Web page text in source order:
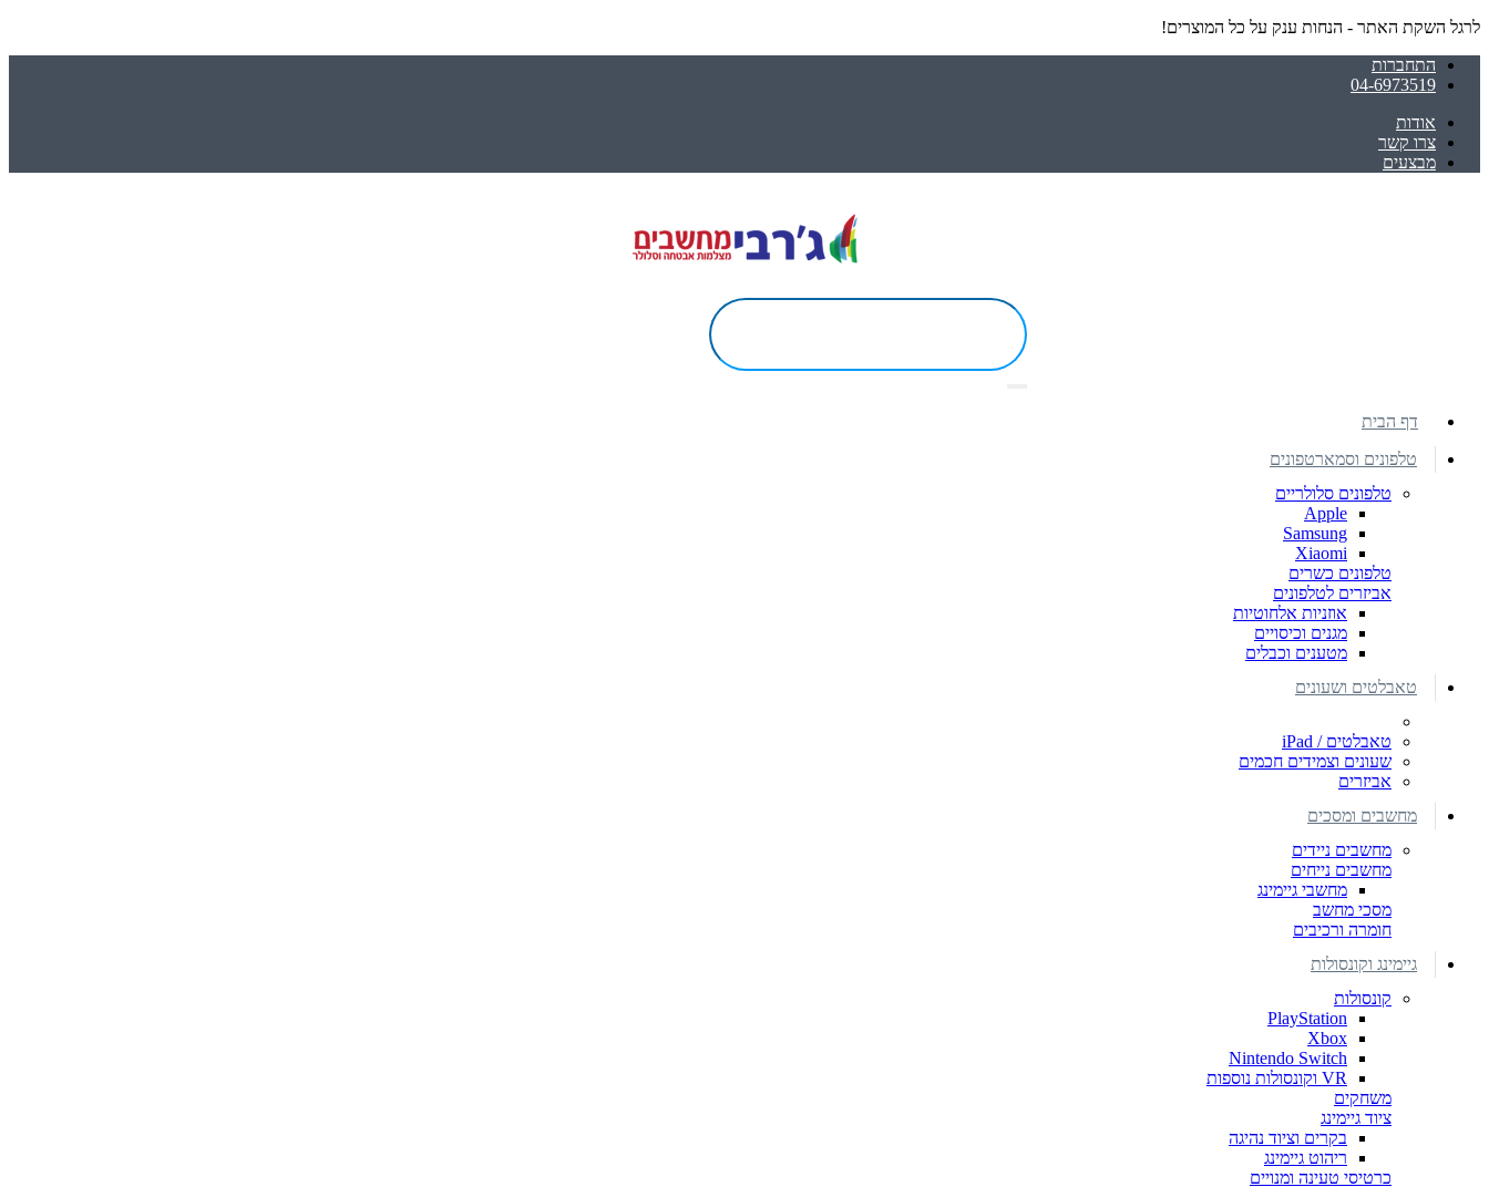
לרגל השקת האתר - הנחות ענק על כל המוצרים!
התחברות
04-6973519
אודות
צרו קשר
מבצעים
דף הבית
טלפונים וסמארטפונים
טלפונים סלולריים
Apple
Samsung
Xiaomi
טלפונים כשרים
אביזרים לטלפונים
אוזניות אלחוטיות
מגנים וכיסויים
מטענים וכבלים
טאבלטים ושעונים
טאבלטים / iPad
שעונים וצמידים חכמים
אביזרים
מחשבים ומסכים
מחשבים ניידים
מחשבים נייחים
מחשבי גיימינג
מסכי מחשב
חומרה ורכיבים
גיימינג וקונסולות
קונסולות
PlayStation
Xbox
Nintendo Switch
VR וקונסולות נוספות
משחקים
ציוד גיימינג
בקרים וציוד נהיגה
ריהוט גיימינג
כרטיסי טעינה ומנויים